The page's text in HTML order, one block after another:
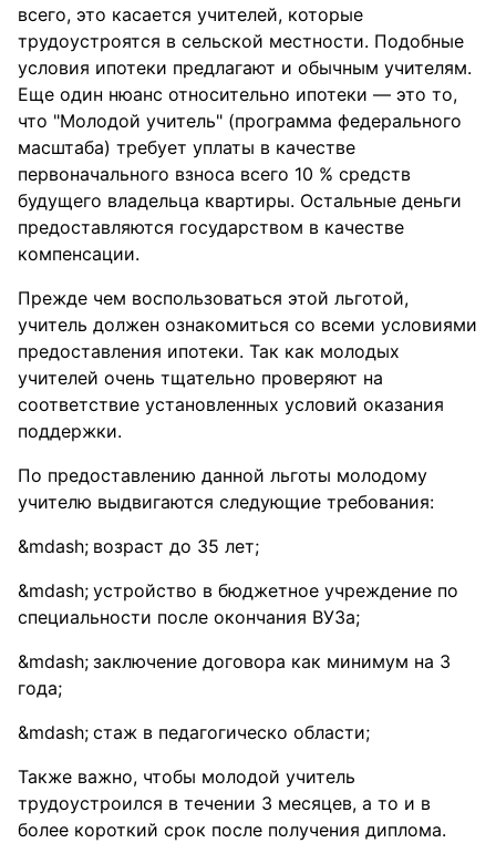
всего, это касается учителей, которые
трудоустроятся в сельской местности. Подобные
условия ипотеки предлагают и обычным учителям.
Еще один нюанс относительно ипотеки — это то,
что "Молодой учитель" (программа федерального
масштаба) требует уплаты в качестве
первоначального взноса всего 10 % средств
будущего владельца квартиры. Остальные деньги
предоставляются государством в качестве
компенсации.
Прежде чем воспользоваться этой льготой,
учитель должен ознакомиться со всеми условиями
предоставления ипотеки. Так как молодых
учителей очень тщательно проверяют на
соответствие установленных условий оказания
поддержки.
По предоставлению данной льготы молодому
учителю выдвигаются следующие требования:
возраст до 35 лет;
устройство в бюджетное учреждение по
специальности после окончания ВУЗа;
заключение договора как минимум на 3
года;
стаж в педагогическо области;
Также важно, чтобы молодой учитель
трудоустроился в течении 3 месяцев, а то и в
более короткий срок после получения диплома.